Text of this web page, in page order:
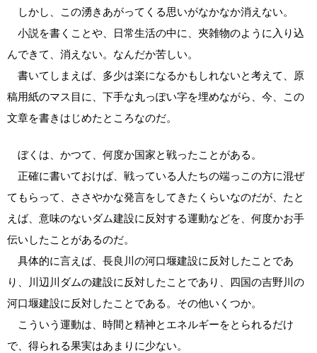
しかし、この湧きあがってくる思いがなかなか消えない。
小説を書くことや、日常生活の中に、夾雑物のように入り込
んできて、消えない。なんだか苦しい。
書いてしまえば、多少は楽になるかもしれないと考えて、原
稿用紙のマス目に、下手な丸っぽい字を埋めながら、今、この
文章を書きはじめたところなのだ。
ぼくは、かつて、何度か国家と戦ったことがある。
正確に書いておけば、戦っている人たちの端っこの方に混ぜ
てもらって、ささやかな発言をしてきたくらいなのだが、たと
えば、意味のないダム建設に反対する運動などを、何度かお手
伝いしたことがあるのだ。
具体的に言えば、長良川の河口堰建設に反対したことであ
り、川辺川ダムの建設に反対したことであり、四国の吉野川の
河口堰建設に反対したことである。その他いくつか。
こういう運動は、時間と精神とエネルギーをとられるだけ
で、得られる果実はあまりに少ない。